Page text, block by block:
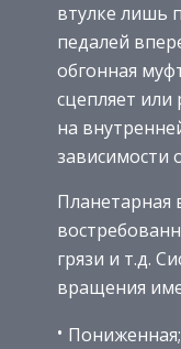
втулке лишь
педалей
обгонная
сцепляет или
на
зависимости
Планетарная
грязи и т.д.
вращения
Пониженная;